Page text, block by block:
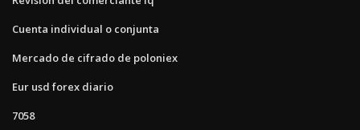
Cuenta individual o conjunta
Mercado de cifrado de poloniex
Eur usd forex diario
7058